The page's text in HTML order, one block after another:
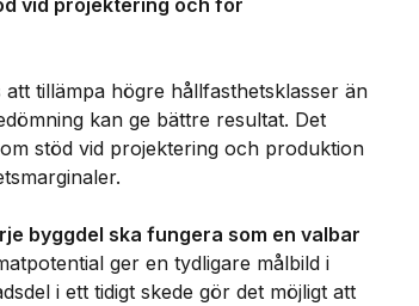
tillämpa högre hållfasthetsklasser än
kan ge bättre resultat. Det
stöd vid projektering och produktion
byggdel ska fungera som en valbar
ger en tydligare målbild i
i ett tidigt skede gör det möjligt att